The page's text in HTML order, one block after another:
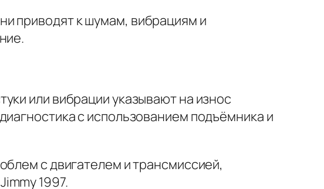
приводят к шумам, вибрациям и
или вибрации указывают на износ
с использованием подъёмника и
с двигателем и трансмиссией,
1997.